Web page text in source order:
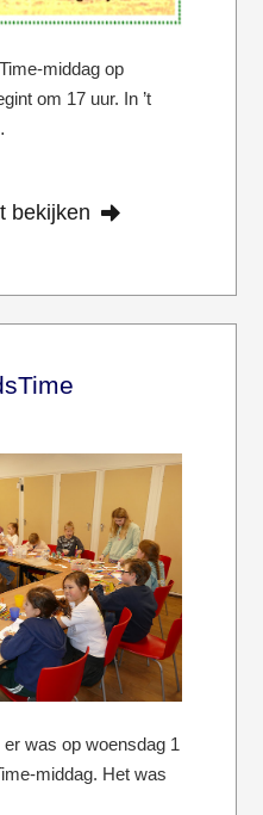
middag op
om 17 uur. In ’t
bekijken
was op woensdag 1
middag. Het was